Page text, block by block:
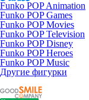
Funko POP Animation
Funko POP Games
Funko POP Movies
Funko POP Television
Funko POP Disney
Funko POP Heroes
Funko POP Music
Другие фигурки